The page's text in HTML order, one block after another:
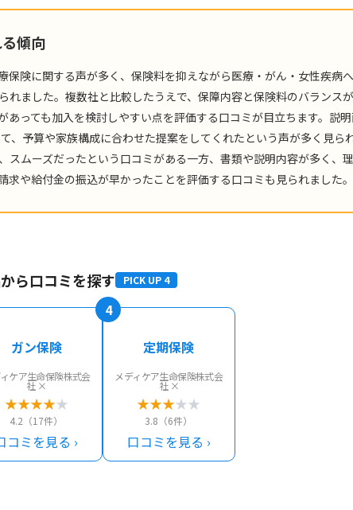
傾向
保険に関する声が多く、保険料を抑えながら医療・がん・女性疾病
れました。複数社と比較したうえで、保障内容と保険料のバランス
っても加入を検討しやすい点を評価する口コミが目立ちます。説
、予算や家族構成に合わせた提案をしてくれたという声が多く見ら
スムーズだったという口コミがある一方、書類や説明内容が多く、
や給付金の振込が早かったことを評価する口コミも見られました。
ら口コミを探す PICK UP 4
ガン保険
ィケア生命保険株式会
社 ×
★★★★★
4.2（17件）
コミを見る ›
4
定期保険
メディケア生命保険株式会
社 ×
★★★★★
3.8（6件）
口コミを見る ›